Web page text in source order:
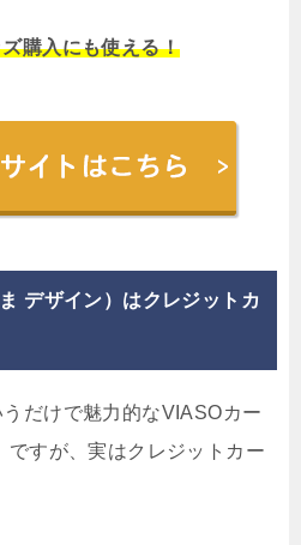
購入にも使える！
デザイン）はクレジットカ
だけで魅力的なVIASOカー
ですが、実はクレジットカー